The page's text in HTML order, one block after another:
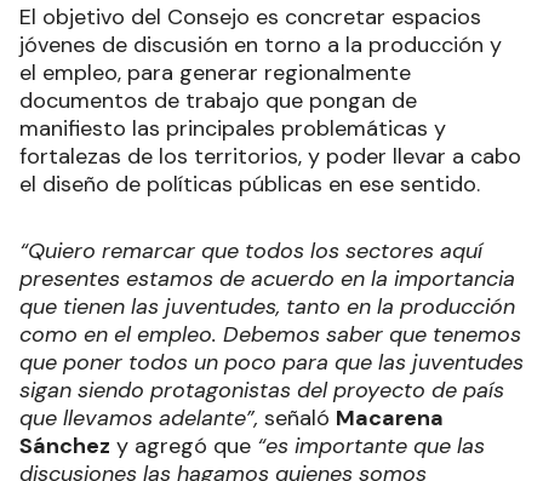
El objetivo del Consejo es concretar espacios
jóvenes de discusión en torno a la producción y
el empleo, para generar regionalmente
documentos de trabajo que pongan de
manifiesto las principales problemáticas y
fortalezas de los territorios, y poder llevar a cabo
el diseño de políticas públicas en ese sentido.
“Quiero remarcar que todos los sectores aquí
presentes estamos de acuerdo en la importancia
que tienen las juventudes, tanto en la producción
como en el empleo. Debemos saber que tenemos
que poner todos un poco para que las juventudes
sigan siendo protagonistas del proyecto de país
que llevamos adelante”, señaló Macarena
Sánchez y agregó que “es importante que las
discusiones las hagamos quienes somos